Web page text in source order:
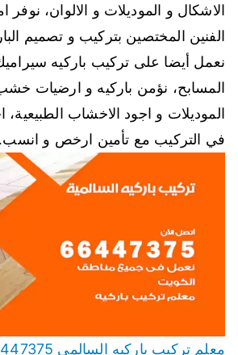
الاشكال و الموديلات و الالوان، نوفر
الفنين المختصين بتركيب و تصميم
نعمل أيضا على تركيب باركيه
المسابح، نؤمن باركيه و ارضيات
الموديلات و اجود الاخشاب
في التركيب مع تأمين ارخص و